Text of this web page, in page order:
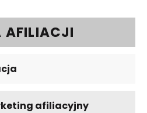
AFILIACJI
afiliacyjny